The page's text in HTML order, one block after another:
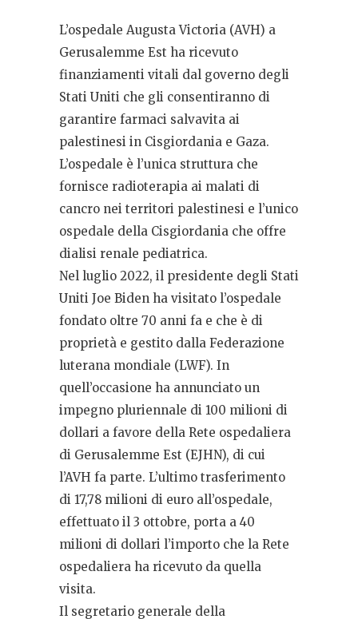
L’ospedale Augusta Victoria (AVH) a
Gerusalemme Est ha ricevuto
finanziamenti vitali dal governo degli
Stati Uniti che gli consentiranno di
garantire farmaci salvavita ai
palestinesi in Cisgiordania e Gaza.
L’ospedale è l’unica struttura che
fornisce radioterapia ai malati di
cancro nei territori palestinesi e l’unico
ospedale della Cisgiordania che offre
dialisi renale pediatrica.
Nel luglio 2022, il presidente degli Stati
Uniti Joe Biden ha visitato l’ospedale
fondato oltre 70 anni fa e che è di
proprietà e gestito dalla Federazione
luterana mondiale (LWF). In
quell’occasione ha annunciato un
impegno pluriennale di 100 milioni di
dollari a favore della Rete ospedaliera
di Gerusalemme Est (EJHN), di cui
l’AVH fa parte. L’ultimo trasferimento
di 17,78 milioni di euro all’ospedale,
effettuato il 3 ottobre, porta a 40
milioni di dollari l’importo che la Rete
ospedaliera ha ricevuto da quella
visita.
Il segretario generale della